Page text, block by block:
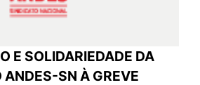
E SOLIDARIEDADE DA
ANDES-SN À GREVE